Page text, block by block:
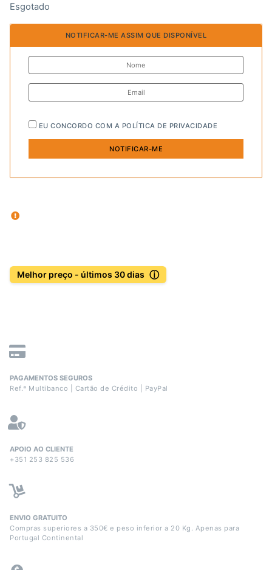
Esgotado
NOTIFICAR-ME ASSIM QUE DISPONÍVEL
EU CONCORDO COM A POLÍTICA DE PRIVACIDADE
Melhor preço - últimos 30 dias ⓘ
PAGAMENTOS SEGUROS
Ref.ª Multibanco | Cartão de Crédito | PayPal
APOIO AO CLIENTE
+351 253 825 536
ENVIO GRATUITO
Compras superiores a 350€ e peso inferior a 20 Kg. Apenas para
Portugal Continental